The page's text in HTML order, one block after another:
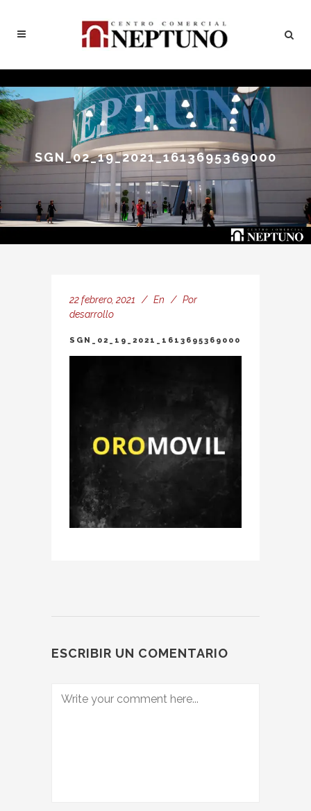
SGN_02_19_2021_1613695369000
22 febrero, 2021 En
Por
desarrollo
SGN_02_19_2021_1613695369000
ESCRIBIR UN COMENTARIO